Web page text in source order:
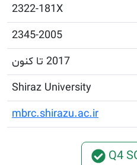
2322-181X
2345-2005
Shiraz University
mbrc.shirazu.ac.ir